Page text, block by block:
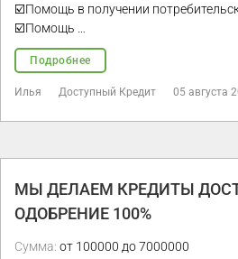
☑️Помощь в получении
☑️Помощь …
Подробнее
Илья Доступный Кредит 05 августа
МЫ ДЕЛАЕМ КРЕДИТЫ
ОДОБРЕНИЕ 100%
Сумма: от 100000 до 7000000